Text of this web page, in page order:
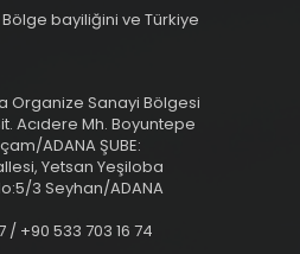
bayiliğini ve Türkiye
Organize Sanayi Bölgesi
Acıdere Mh. Boyuntepe
ADANA ŞUBE:
Yetsan Yeşiloba
3 Seyhan/ADANA
/ +90 533 703 16 74